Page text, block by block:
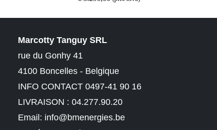
Marcotty Tanguy SRL
rue du Gonhy 41
4100 Boncelles - Belgique
INFO CONTACT 0497-41 90 16
LIVRAISON : 04.277.90.20
Email: info@bmenergies.be